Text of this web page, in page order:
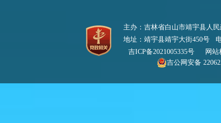
主办：吉林省白山市靖宇县人
地址：靖宇县靖宇大街450号
吉ICP备2021005335号
网站
吉公网安备